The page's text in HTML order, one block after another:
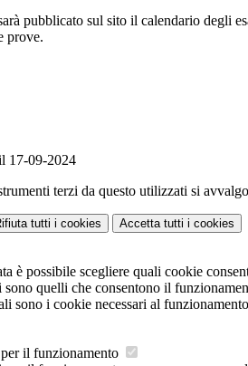
pubblicato sul sito il calendario degli
prove.
17-09-2024
terzi da questo utilizzati si
tutti i cookies Accetta tutti i cookies
è possibile scegliere quali cookie
sono quelli che consentono il
sono i cookie necessari al
il funzionamento